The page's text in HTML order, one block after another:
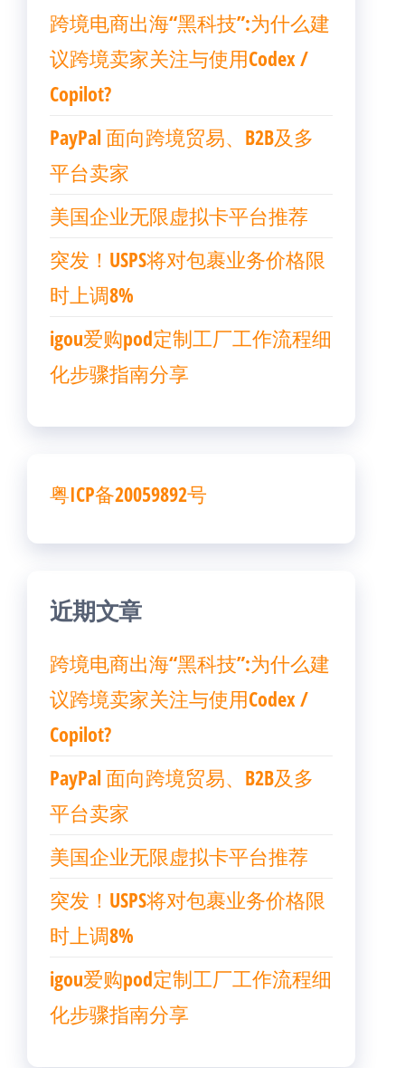
跨境电商出海“黑科技”:为什么建
议跨境卖家关注与使用Codex /
Copilot?
PayPal 面向跨境贸易、B2B及多
平台卖家
美国企业无限虚拟卡平台推荐
突发！USPS将对包裹业务价格限
时上调8%
igou爱购pod定制工厂工作流程细
化步骤指南分享
粤ICP备20059892号
近期文章
跨境电商出海“黑科技”:为什么建
议跨境卖家关注与使用Codex /
Copilot?
PayPal 面向跨境贸易、B2B及多
平台卖家
美国企业无限虚拟卡平台推荐
突发！USPS将对包裹业务价格限
时上调8%
igou爱购pod定制工厂工作流程细
化步骤指南分享